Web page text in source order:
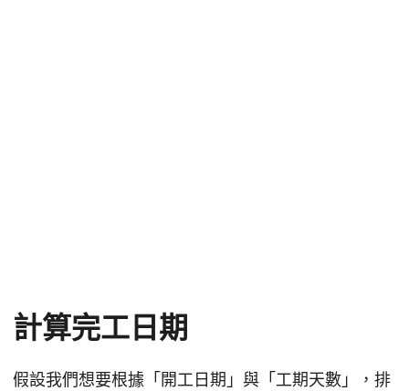
計算完工日期
假設我們想要根據「開工日期」與「工期天數」，排